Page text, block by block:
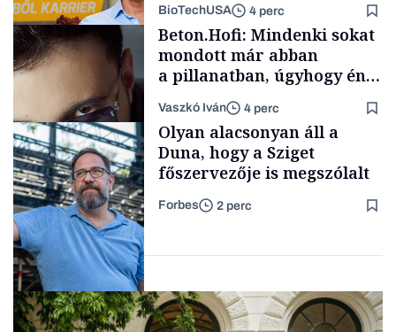
Politika
Content Lab HUB
BioTechUSA 4 perc
Forbes-sztori
Beton.Hofi: Mindenki sokat
mondott már abban
a pillanatban, úgyhogy én
a legsarkosabb
gondolataimat akartam
kimondani
Vaszkó Iván 4 perc
Társadalom
Olyan alacsonyan áll a
Duna, hogy a Sziget
főszervezője is megszólalt
Forbes 2 perc